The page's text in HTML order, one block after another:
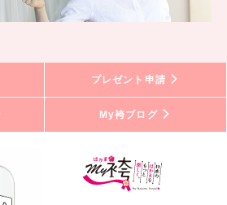
プレゼント申請
My袴ブログ